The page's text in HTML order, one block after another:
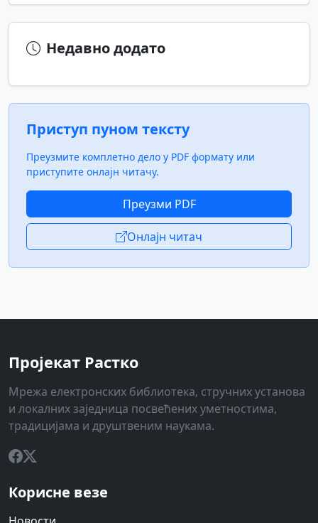
Недавно додато
Приступ пуном тексту
Преузмите комплетно дело у PDF формату или
приступите онлајн читачу.
Преузми PDF
Онлајн читач
Пројекат Растко
Мрежа електронских библиотека, стручних установа
и локалних заједница посвећених уметностима,
традицијама и друштвеним наукама.
Корисне везе